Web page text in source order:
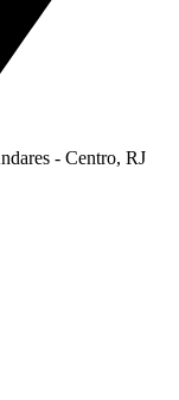
- Centro, RJ